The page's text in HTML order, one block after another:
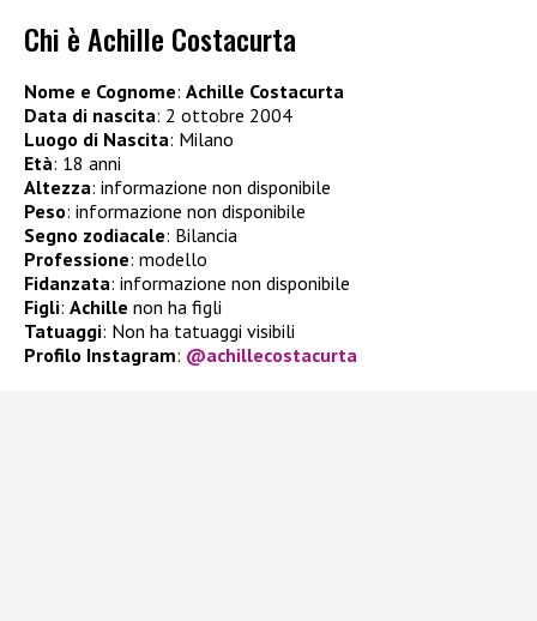
Chi è Achille Costacurta
Nome e Cognome: Achille Costacurta
Data di nascita: 2 ottobre 2004
Luogo di Nascita: Milano
Età: 18 anni
Altezza: informazione non disponibile
Peso: informazione non disponibile
Segno zodiacale: Bilancia
Professione: modello
Fidanzata: informazione non disponibile
Figli: Achille non ha figli
Tatuaggi: Non ha tatuaggi visibili
Profilo Instagram: @achillecostacurta